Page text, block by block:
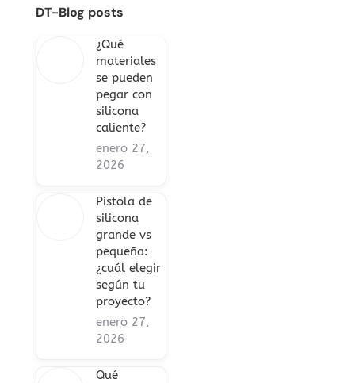
DT-Blog posts
¿Qué
materiales
se pueden
pegar con
silicona
caliente?
enero 27,
2026
Pistola de
silicona
grande vs
pequeña:
¿cuál elegir
según tu
proyecto?
enero 27,
2026
Qué